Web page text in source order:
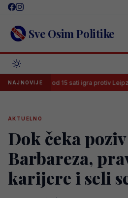
Skip
content Sve Osim Politike
NAJNOVIJE
Leeds od 15 sati igra protiv Leipziga,
AKTUELNO
Dok čeka poziv
Barbareza,
karijere i seli